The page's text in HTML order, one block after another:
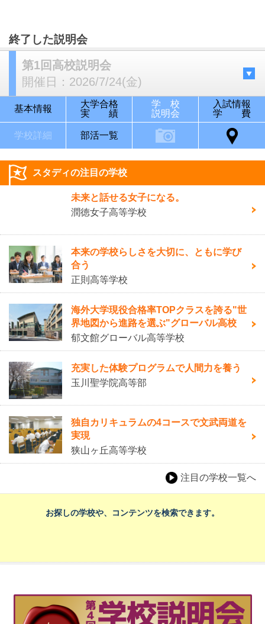
終了した説明会
第1回高校説明会
開催日： 2026/7/24(金)
基本情報
大学合格
実 績
学 校
説明会
入試情報
学 費
学校詳細 部活一覧
スタディの注目の学校
未来と話せる女子になる。
潤徳女子高等学校
本来の学校らしさを大切に、ともに学び
合う
正則高等学校
海外大学現役合格率TOPクラスを誇る"世
界地図から進路を選ぶ"グローバル高校
郁文館グローバル高等学校
充実した体験プログラムで人間力を養う
玉川聖学院高等部
独自カリキュラムの4コースで文武両道を
実現
狭山ヶ丘高等学校
注目の学校一覧へ
お探しの学校や、コンテンツを検索できます。